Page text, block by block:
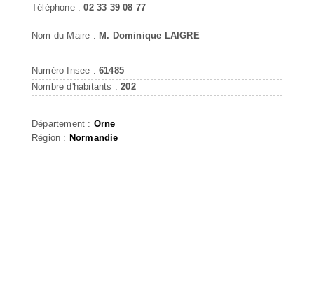
Téléphone :02 33 39 08 77
Nom du Maire : M. Dominique LAIGRE
Numéro Insee : 61485
Nombre d'habitants :202
Département : Orne
Région : Normandie